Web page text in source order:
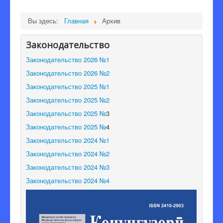
Вы здесь: Главная Архив
Законодательство
Законодательство 2026 №1
Законодательство 2026 №2
Законодательство 2025 №1
Законодательство 2025 №2
Законодательство 2025 №3
Законодательство 2025 №4
Законодательство 2024 №1
Законодательство 2024 №2
Законодательство 2024 №3
Законодательство 2024 №4